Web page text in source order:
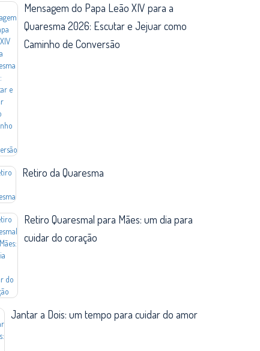
Mensagem do Papa Leão XIV para a
Quaresma 2026: Escutar e Jejuar como
Caminho de Conversão
Retiro da Quaresma
Retiro Quaresmal para Mães: um dia para
cuidar do coração
Jantar a Dois: um tempo para cuidar do amor